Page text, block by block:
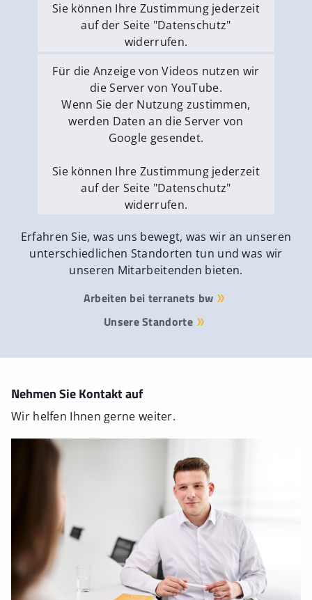
Sie können Ihre Zustimmung jederzeit
auf der Seite "Datenschutz"
widerrufen.
Externe Medien erlauben
Für die Anzeige von Videos nutzen wir
die Server von YouTube.
Wenn Sie der Nutzung zustimmen,
werden Daten an die Server von
Google gesendet.
Sie können Ihre Zustimmung jederzeit
auf der Seite "Datenschutz"
widerrufen.
Externe Medien erlauben
Erfahren Sie, was uns bewegt, was wir an unseren
unterschiedlichen Standorten tun und was wir
unseren Mitarbeitenden bieten.
Arbeiten bei terranets bw
Unsere Standorte
Nehmen Sie Kontakt auf
Wir helfen Ihnen gerne weiter.